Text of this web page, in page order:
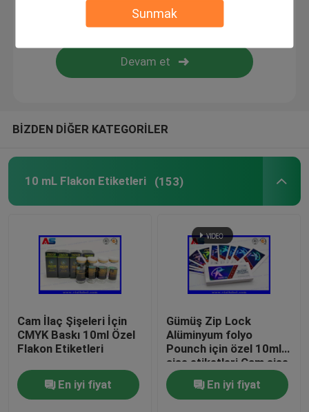
Sunmak
Farmasötik Cam Ampuller
hap şişe etiketi
Özel Broşür Baskısı
Alışveriş Kağıt Torbası
BİZDEN DİĞER KATEGORİLER
10 mL Flakon Etiketleri (153)
Cam İlaç Şişeleri İçin
CMYK Baskı 10ml Özel
Flakon Etiketleri
En iyi fiyat
Gümüş Zip Lock
Alüminyum folyo
Pounch için özel 10ml
şişe etiketleri Cam şişe
etiketleri baskı
En iyi fiyat